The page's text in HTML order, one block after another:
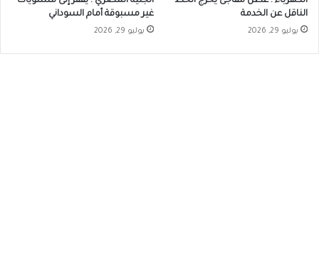
الناقل عن الخدمة
يوليو 29, 2026
غير مسبوقة أمام السوداني
يوليو 29, 2026